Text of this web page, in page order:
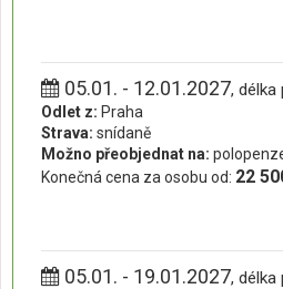
05.01. - 12.01.2027, délka
Odlet z: Praha
Strava: snídaně
Možno přeobjednat na:
Konečná cena za osobu od: 22
05.01. - 19.01.2027, délka